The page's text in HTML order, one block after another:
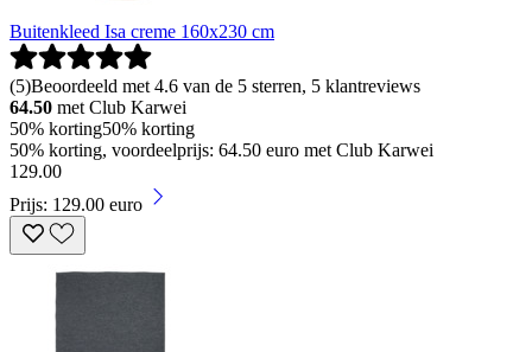
Buitenkleed Isa creme 160x230 cm
(5)Beoordeeld met 4.6 van de 5 sterren, 5 klantreviews
64.50 met Club Karwei
50% korting50% korting
50% korting, voordeelprijs: 64.50 euro met Club Karwei
129.00
Prijs: 129.00 euro